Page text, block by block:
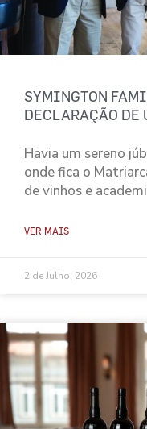
SYMINGTON
DECLARAÇÃO DE
Havia um sereno
onde fica o
de vinhos e
VER MAIS
2 de Julho, 2026